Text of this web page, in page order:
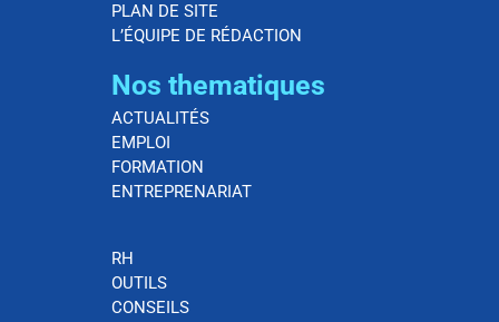
PLAN DE SITE
L’ÉQUIPE DE RÉDACTION
Nos thematiques
ACTUALITÉS
EMPLOI
FORMATION
ENTREPRENARIAT
RH
OUTILS
CONSEILS